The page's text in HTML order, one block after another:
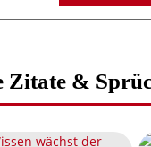
Zitate &